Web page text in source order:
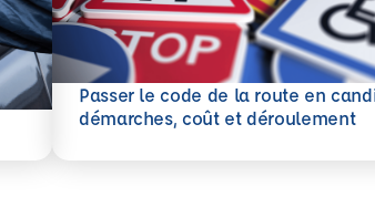
Passer le code de la route en
démarches, coût et déroulement
En savoir plus